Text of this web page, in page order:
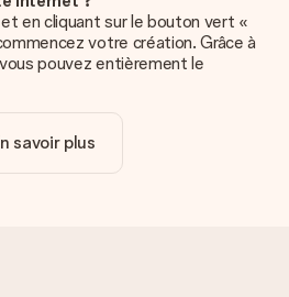
en cliquant sur le bouton vert «
votre création. Grâce à
pouvez entièrement le
finale à votre cadeau.
comprise dans le prix ?
savoir plus